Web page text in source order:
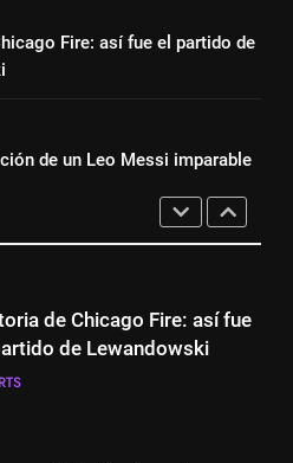
| Sergi Roberto ya tiene
de Chicago Fire: así fue
exhibición de un Leo
imparable
Fire: así fue el partido de
de un Leo Messi imparable
Messi e hat-trick de Luis
| Sergi Roberto ya tiene
de Chicago Fire: así fue
de Lewandowski